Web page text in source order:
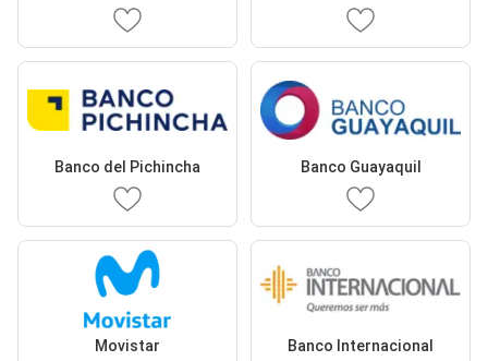
Banco del Pichincha Banco Guayaquil
Movistar Banco Internacional